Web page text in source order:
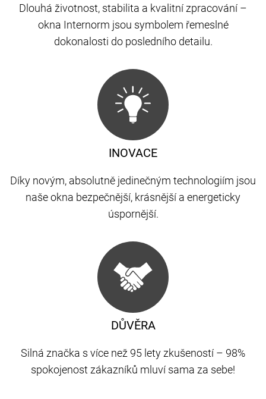
Dlouhá životnost, stabilita a kvalitní zpracování –
okna Internorm jsou symbolem řemeslné
dokonalosti do posledního detailu.
DŮVĚRA
Silná značka s více než 95 lety zkušeností – 98%
spokojenost zákazníků mluví sama za sebe!
INOVACE
Díky novým, absolutně jedinečným technologiím jsou
naše okna bezpečnější, krásnější a energeticky
úspornější.